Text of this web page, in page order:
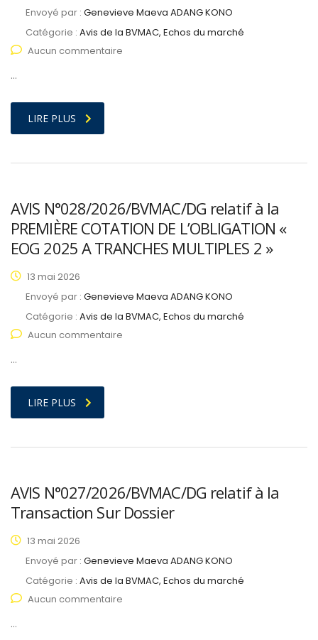
Envoyé par : Genevieve Maeva ADANG KONO
Catégorie : Avis de la BVMAC, Echos du marché
Aucun commentaire
…
LIRE PLUS
AVIS N°028/2026/BVMAC/DG relatif à la
PREMIÈRE COTATION DE L’OBLIGATION «
EOG 2025 A TRANCHES MULTIPLES 2 »
13 mai 2026
Envoyé par : Genevieve Maeva ADANG KONO
Catégorie : Avis de la BVMAC, Echos du marché
Aucun commentaire
…
LIRE PLUS
AVIS N°027/2026/BVMAC/DG relatif à la
Transaction Sur Dossier
13 mai 2026
Envoyé par : Genevieve Maeva ADANG KONO
Catégorie : Avis de la BVMAC, Echos du marché
Aucun commentaire
…